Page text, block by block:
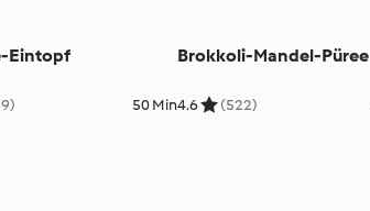
Eintopf
50 Min
Brokkoli-Mandel-Püree
4.6 (522)